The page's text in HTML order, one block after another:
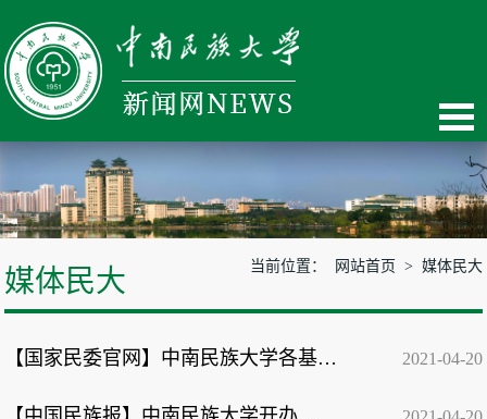
媒体民大 当前位置： 网站首页 > 媒体民大
【国家民委官网】中南民族大学各基层党组织用好用活在鄂红色教育资源 扎实深入开展... 2021-04-20